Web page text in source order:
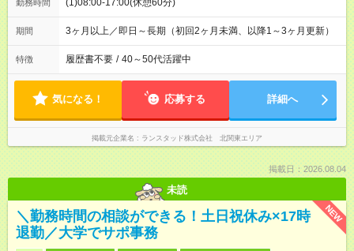
勤務時間 (1)08:00-17:00(休憩60分)
期間 3ヶ月以上／即日～長期（初回2ヶ月未満、以降1～3ヶ月更新）
特徴 履歴書不要 / 40～50代活躍中
気になる！ 応募する 詳細へ
掲載元企業名 ランスタッド株式会社 北関東エリア
掲載日：2026.08.04
未読
NEW
＼勤務時間の相談ができる！土日祝休み×17時
退勤／大学でサポ事務